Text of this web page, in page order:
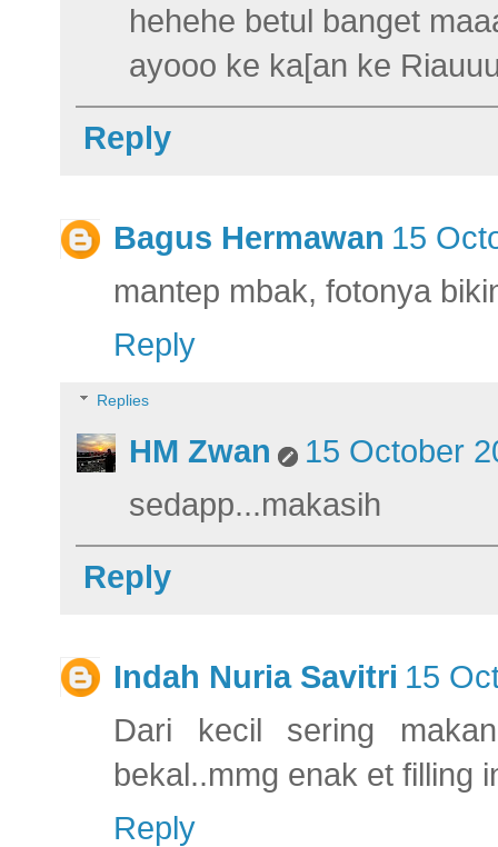
hehehe betul banget
ayooo ke ka[an ke
Reply
Bagus Hermawan 15
mantep mbak, fotonya
Reply
Replies
HM Zwan
15 October
sedapp...makasih
Reply
Indah Nuria Savitri 15
Dari kecil sering
bekal..mmg enak et filling
Reply